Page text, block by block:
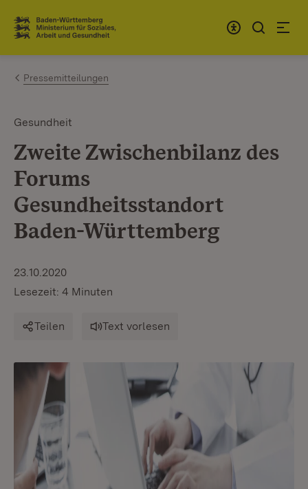
Zum Inhalt springen
Link zur Startseite
Pressemitteilungen
Gesundheit
Zweite Zwischenbilanz des
Forums
Gesundheitsstandort
Baden-Württemberg
23.10.2020
Lesezeit: 4 Minuten
Teilen Text vorlesen